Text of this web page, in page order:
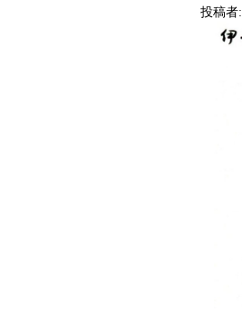
投稿者: